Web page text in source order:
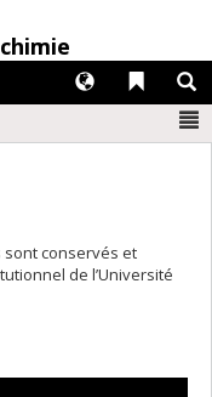
chimie
Liens
Langues
conservés et
de l’Université